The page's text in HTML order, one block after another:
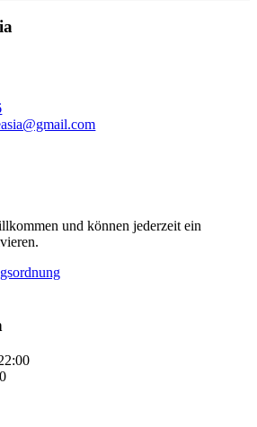
und können jederzeit ein